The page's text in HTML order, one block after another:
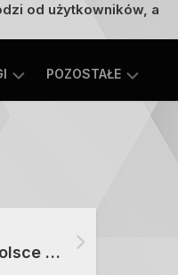
od użytkowników, a
POZOSTAŁE
TRANSPORT
Jakie kempingi w Polsce są przyjazne dla rodzin z dziećmi – ranking i mapa